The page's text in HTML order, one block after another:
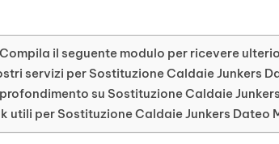
Compila il seguente modulo per ricevere
servizi per Sostituzione Caldaie Junkers
su Sostituzione Caldaie
utili per Sostituzione Caldaie Junkers Dateo